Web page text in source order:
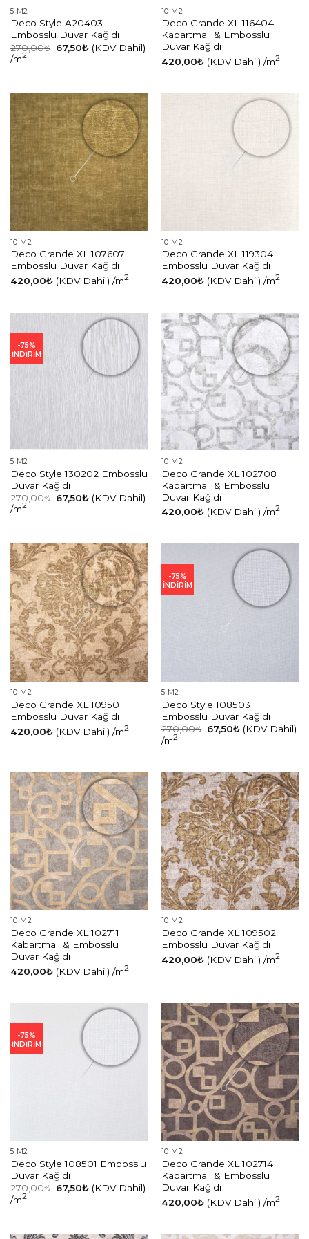
5 M2
Deco Style A20403
Embosslu Duvar Kağıdı
270,00₺ Orijinal
fiyat:
67,50₺Şu
andaki
(KDV Dahil)
/m2
10 M2
Deco Grande XL 116404
Kabartmalı & Embosslu
Duvar Kağıdı
420,00₺ (KDV Dahil) /m2
10 M2
Deco Grande XL 107607
Embosslu Duvar Kağıdı
420,00₺ (KDV Dahil) /m2
10 M2
Deco Grande XL 119304
Embosslu Duvar Kağıdı
420,00₺ (KDV Dahil) /m2
-75%
İNDİRİM
5 M2
Deco Style 130202 Embosslu
Duvar Kağıdı
270,00₺ Orijinal
fiyat:
67,50₺Şu
andaki
(KDV Dahil)
/m2
10 M2
Deco Grande XL 102708
Kabartmalı & Embosslu
Duvar Kağıdı
420,00₺ (KDV Dahil) /m2
10 M2
Deco Grande XL 109501
Embosslu Duvar Kağıdı
420,00₺ (KDV Dahil) /m2
-75%
İNDİRİM
5 M2
Deco Style 108503
Embosslu Duvar Kağıdı
270,00₺ Orijinal
fiyat:
67,50₺Şu
andaki
(KDV Dahil)
/m2
10 M2
Deco Grande XL 102711
Kabartmalı & Embosslu
Duvar Kağıdı
420,00₺ (KDV Dahil) /m2
10 M2
Deco Grande XL 109502
Embosslu Duvar Kağıdı
420,00₺ (KDV Dahil) /m2
-75%
İNDİRİM
5 M2
Deco Style 108501 Embosslu
Duvar Kağıdı
270,00₺ Orijinal
fiyat:
67,50₺Şu
andaki
(KDV Dahil)
/m2
10 M2
Deco Grande XL 102714
Kabartmalı & Embosslu
Duvar Kağıdı
420,00₺ (KDV Dahil) /m2